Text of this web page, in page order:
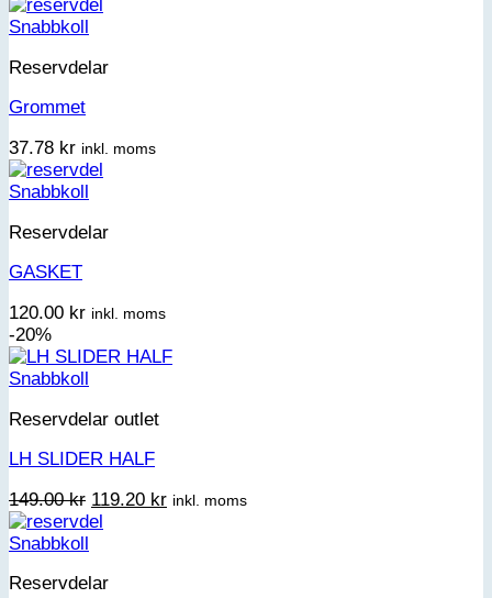
Snabbkoll
Reservdelar
Grommet
37.78 kr inkl. moms
Snabbkoll
Reservdelar
GASKET
120.00 kr inkl. moms
-20%
Snabbkoll
Reservdelar outlet
LH SLIDER HALF
149.00kr Det
ursprungliga
149.00 kr.
119.20 krDet
inkl. moms
Snabbkoll
Reservdelar